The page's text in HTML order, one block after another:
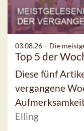
03.08.26 – Die
Top 5 der
Diese fünf
vergangene
Elling